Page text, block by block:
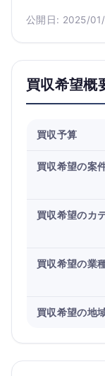
公開日: 2025/
買収希望概
買収予算
買収希望の案
買収希望のカ
買収希望の業
買収希望の地